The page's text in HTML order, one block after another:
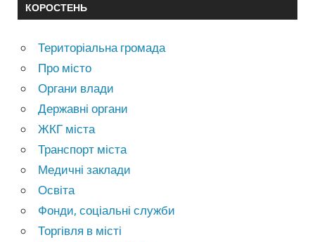
КОРОСТЕНЬ
Територіальна громада
Про місто
Органи влади
Державні органи
ЖКГ міста
Транспорт міста
Медичні заклади
Освіта
Фонди, соціальні служби
Торгівля в місті